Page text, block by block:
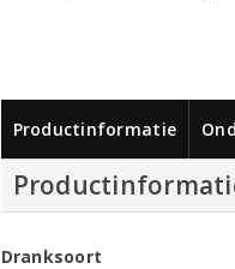
Productinformatie
Dranksoort